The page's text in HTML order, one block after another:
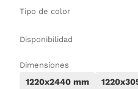
Tipo de color
Disponibilidad
Dimensiones
1220x2440 mm